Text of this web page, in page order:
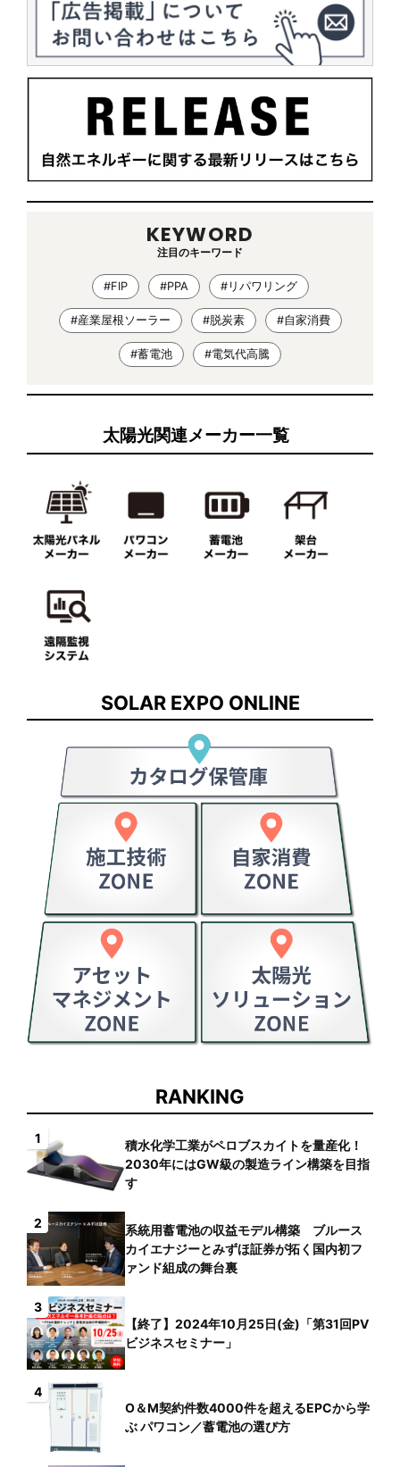
KEYWORD
注目のキーワード
#FIP #PPA #リパワリング
#産業屋根ソーラー #脱炭素 #自家消費
#蓄電池 #電気代高騰
太陽光関連メーカー一覧
SOLAR EXPO ONLINE
RANKING
1
積水化学工業がペロブスカイトを量産化！
2030年にはGW級の製造ライン構築を目指
す
2
系統用蓄電池の収益モデル構築 ブルース
カイエナジーとみずほ証券が拓く国内初フ
ァンド組成の舞台裏
3
【終了】2024年10月25日(金)「第31回PV
ビジネスセミナー」
4
O＆M契約件数4000件を超えるEPCから学
ぶ パワコン／蓄電池の選び方